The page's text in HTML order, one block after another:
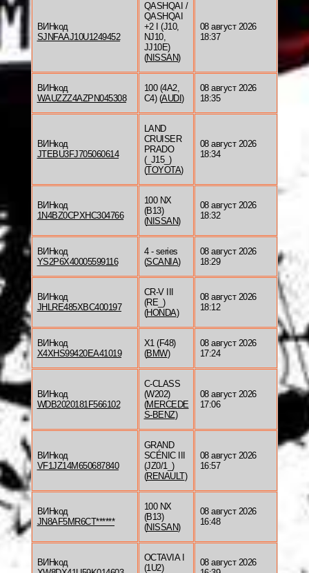
ВИНкод
SJNFAAJ10U1249452
QASHQAI /
QASHQAI
+2 I (J10,
NJ10,
JJ10E)
(NISSAN)
08 август 2026
18:37
ВИНкод
WAUZZZ4AZPN045308
100 (4A2,
C4) (AUDI )
08 август 2026
18:35
ВИНкод
JTEBU3FJ705060614
LAND
CRUISER
PRADO
(_J15_)
(TOYOTA)
08 август 2026
18:34
ВИНкод
1N4BZ0CPXHC304766
100 NX
(B13)
(NISSAN)
08 август 2026
18:32
ВИНкод
YS2P6X40005599116
4 - series
(SCANIA)
08 август 2026
18:29
ВИНкод
JHLRE485XBC400197
CR-V III
(RE_)
(HONDA)
08 август 2026
18:12
ВИНкод
X4XHS99420EA41019
X1 (F48)
(BMW)
08 август 2026
17:24
ВИНкод
WDB2020181F566102
C-CLASS
(W202)
(MERCEDE
S-BENZ)
08 август 2026
17:06
ВИНкод
VF1JZ14M650687840
GRAND
SCÉNIC III
(JZ0/1_)
(RENAULT)
08 август 2026
16:57
ВИНкод
JN8AF5MR6CT******
100 NX
(B13)
(NISSAN)
08 август 2026
16:48
ВИНкод
OCTAVIA I
(1U2)
08 август 2026